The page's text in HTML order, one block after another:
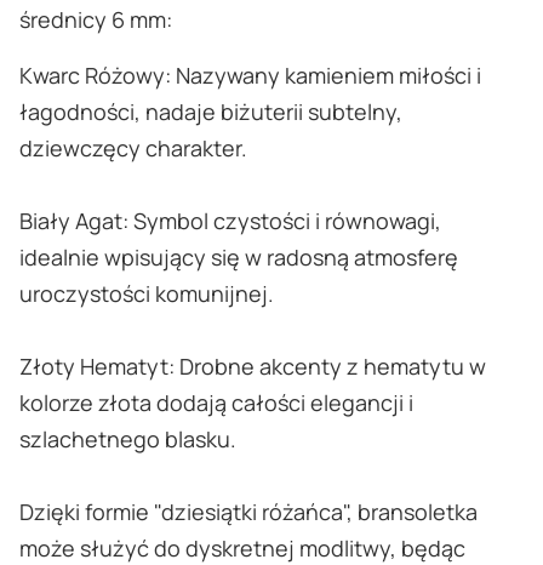
średnicy 6 mm:
Kwarc Różowy: Nazywany kamieniem miłości i
łagodności, nadaje biżuterii subtelny,
dziewczęcy charakter.
Biały Agat: Symbol czystości i równowagi,
idealnie wpisujący się w radosną atmosferę
uroczystości komunijnej.
Złoty Hematyt: Drobne akcenty z hematytu w
kolorze złota dodają całości elegancji i
szlachetnego blasku.
Dzięki formie "dziesiątki różańca", bransoletka
może służyć do dyskretnej modlitwy, będąc